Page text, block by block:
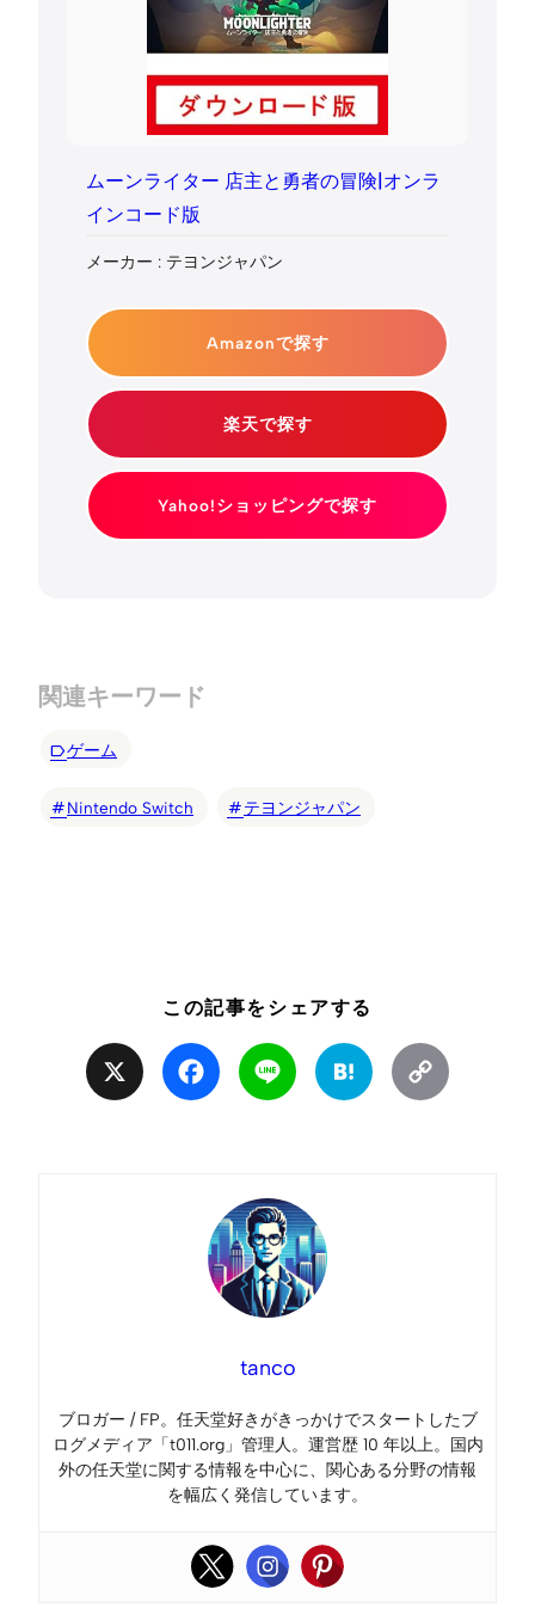
ムーンライター 店主と勇者の冒険|オンラ
インコード版
メーカー : テヨンジャパン
Amazonで探す
楽天で探す
Yahoo!ショッピングで探す
関連キーワード
ゲーム
Nintendo Switch テヨンジャパン
この記事をシェアする
Facebook Line Hatena
tanco
ブロガー / FP。任天堂好きがきっかけでスタートしたブ
ログメディア「t011.org」管理人。運営歴 10 年以上。国内
外の任天堂に関する情報を中心に、関心ある分野の情報
を幅広く発信しています。